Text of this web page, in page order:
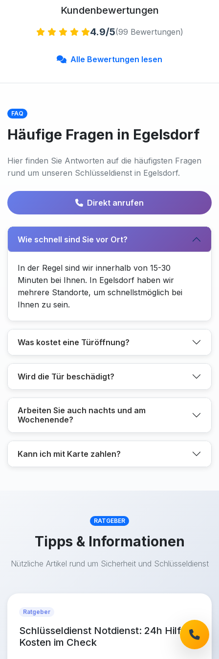
Kundenbewertungen
4.9/5(99 Bewertungen)
Alle Bewertungen lesen
FAQ
Häufige Fragen in Egelsdorf
Hier finden Sie Antworten auf die häufigsten Fragen
rund um unseren Schlüsseldienst in Egelsdorf.
Direkt anrufen
Wie schnell sind Sie vor Ort?
In der Regel sind wir innerhalb von 15-30
Minuten bei Ihnen. In Egelsdorf haben wir
mehrere Standorte, um schnellstmöglich bei
Ihnen zu sein.
Was kostet eine Türöffnung?
Wird die Tür beschädigt?
Arbeiten Sie auch nachts und am
Wochenende?
Kann ich mit Karte zahlen?
RATGEBER
Tipps & Informationen
Nützliche Artikel rund um Sicherheit und Schlüsseldienst
Ratgeber
Schlüsseldienst Notdienst: 24h Hilfe &
Kosten im Check